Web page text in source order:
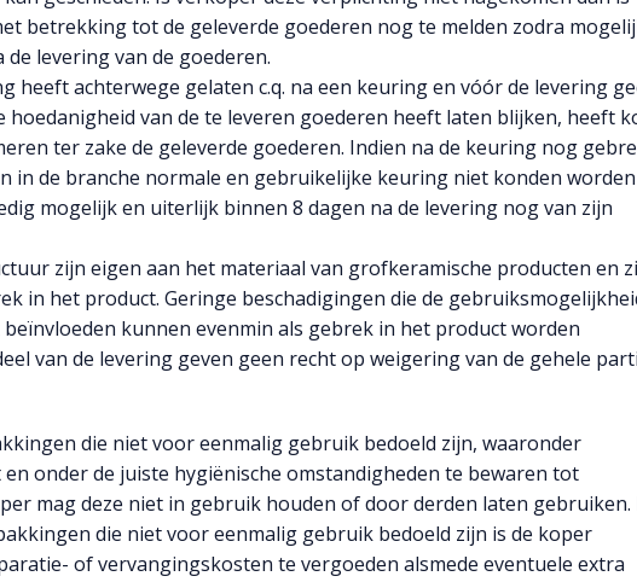
betrekking tot de geleverde goederen nog te melden zodra
levering van de goederen.
heeft achterwege gelaten c.q. na een keuring en vóór de levering
van de te leveren goederen heeft laten blijken, heeft
ter zake de geleverde goederen. Indien na de keuring nog
in de branche normale en gebruikelijke keuring niet konden worden
mogelijk en uiterlijk binnen 8 dagen na de levering nog van zijn
zijn eigen aan het materiaal van grofkeramische producten en
in het product. Geringe beschadigingen die de
kunnen evenmin als gebrek in het product worden
van de levering geven geen recht op weigering van de gehele
die niet voor eenmalig gebruik bedoeld zijn, waaronder
onder de juiste hygiënische omstandigheden te bewaren tot
mag deze niet in gebruik houden of door derden laten gebruiken.
die niet voor eenmalig gebruik bedoeld zijn is de koper
of vervangingskosten te vergoeden alsmede eventuele extra